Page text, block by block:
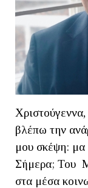
βλέπω την
μου σκέψη: μα
Σήμερα; Του
στα μέσα